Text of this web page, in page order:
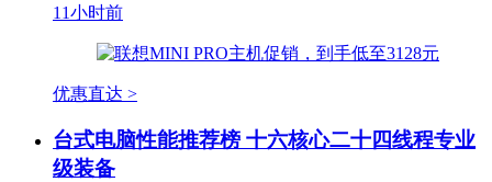
11小时前
优惠直达 >
台式电脑性能推荐榜 十六核心二十四线程专业
级装备